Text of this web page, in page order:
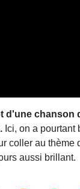
Ici, on a
coller au
aussi brillant.